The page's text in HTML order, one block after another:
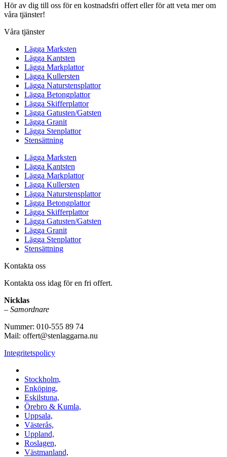
Hör av dig till oss för en kostnadsfri offert eller för att veta mer om
våra tjänster!
Våra tjänster
Lägga Marksten
Lägga Kantsten
Lägga Markplattor
Lägga Kullersten
Lägga Naturstensplattor
Lägga Betongplattor
Lägga Skifferplattor
Lägga Gatusten/Gatsten
Lägga Granit
Lägga Stenplattor
Stensättning
Lägga Marksten
Lägga Kantsten
Lägga Markplattor
Lägga Kullersten
Lägga Naturstensplattor
Lägga Betongplattor
Lägga Skifferplattor
Lägga Gatusten/Gatsten
Lägga Granit
Lägga Stenplattor
Stensättning
Kontakta oss
Kontakta oss idag för en fri offert.
Nicklas
– Samordnare
Nummer: 010-555 89 74
Mail: offert@stenlaggarna.nu
Integritetspolicy
Stockholm,
Enköping,
Eskilstuna,
Örebro & Kumla,
Uppsala,
Västerås,
Uppland,
Roslagen,
Västmanland,